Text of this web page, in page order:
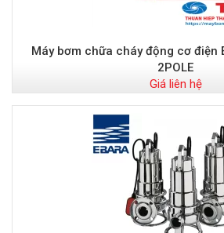
Máy bơm chữa cháy động cơ điện
2POLE
Giá liên hệ